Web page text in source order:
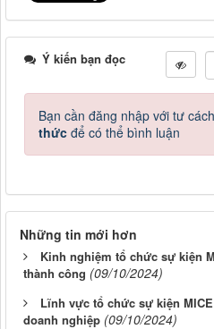
Ý kiến bạn đọc
Bạn cần đăng nhập với tư
thức để có thể bình luận
Những tin mới hơn
Kinh nghiệm tổ chức sự kiện
thành công (09/10/2024)
Lĩnh vực tổ chức sự kiện
doanh nghiệp (09/10/2024)